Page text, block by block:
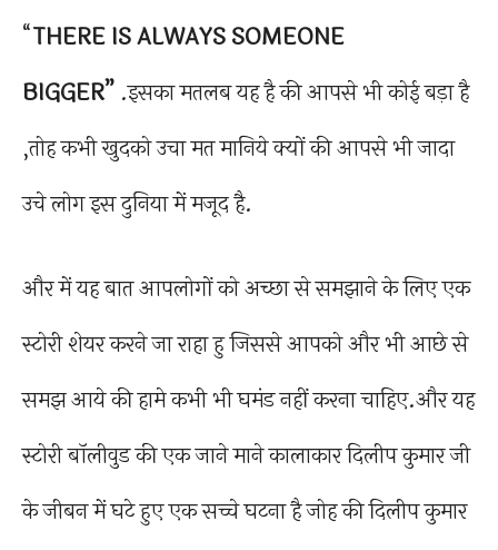
“THERE ISALWAYS SOMEONE
BIGGER” .इसका मतलब यह है की आपसे भी कोई बड़ा है
,तोह कभी खुदको उचा मत मानिये क्यों की आपसे भी जादा
उचे लोग इस दुनिया में मजूद है.
और में यह बात आपलोगों को अच्छा से समझाने के लिए एक
स्टोरी शेयर करने जा राहा हु जिससे आपको और भी आछे से
समझ आये की हामे कभी भी घमंड नहीं करना चाहिए.और यह
स्टोरी बॉलीवुड की एक जाने माने कालाकार दिलीप कुमार जी
के जीबन में घटे हुए एक सच्चे घटना है जोह की दिलीप कुमार